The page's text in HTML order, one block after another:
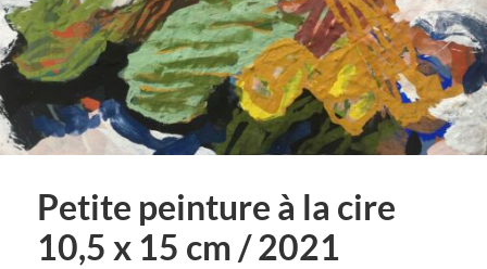
Petite peinture à la cire
10,5 x 15 cm / 2021